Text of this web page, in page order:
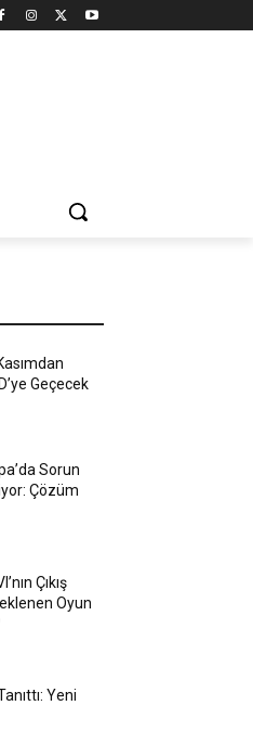
Geçecek
Sorun
Çözüm
Çıkış
Oyun
Yeni